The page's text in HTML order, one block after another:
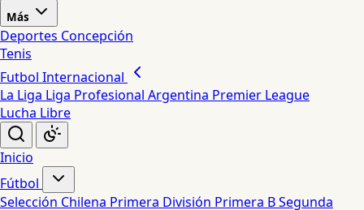
Más
Deportes Concepción
Tenis
Futbol Internacional
La Liga Liga Profesional Argentina Premier League
Lucha Libre
Inicio
Fútbol
Selección Chilena Primera División Primera BSegunda